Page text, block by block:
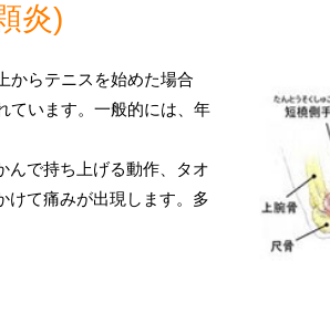
炎)
からテニスを始めた場合
ています。一般的には、年
んで持ち上げる動作、タオ
けて痛みが出現します。多